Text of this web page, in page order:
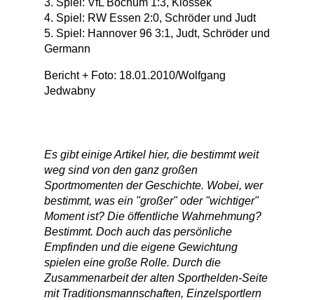
3. Spiel: VfL Bochum 1:3, Klossek
4. Spiel: RW Essen 2:0, Schröder und Judt
5. Spiel: Hannover 96 3:1, Judt, Schröder und
Germann
Bericht + Foto: 18.01.2010/Wolfgang
Jedwabny
Es gibt einige Artikel hier, die bestimmt weit
weg sind von den ganz großen
Sportmomenten der Geschichte. Wobei, wer
bestimmt, was ein "großer" oder "wichtiger"
Moment ist? Die öffentliche Wahrnehmung?
Bestimmt. Doch auch das persönliche
Empfinden und die eigene Gewichtung
spielen eine große Rolle. Durch die
Zusammenarbeit der alten Sporthelden-Seite
mit Traditionsmannschaften, Einzelsportlern